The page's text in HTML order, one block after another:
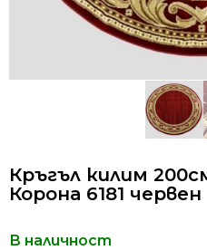
Кръгъл килим
Корона 6181 червен
В наличност